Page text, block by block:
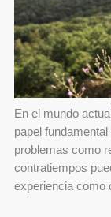
En el mundo
papel
problemas como
contratiempos
experiencia como